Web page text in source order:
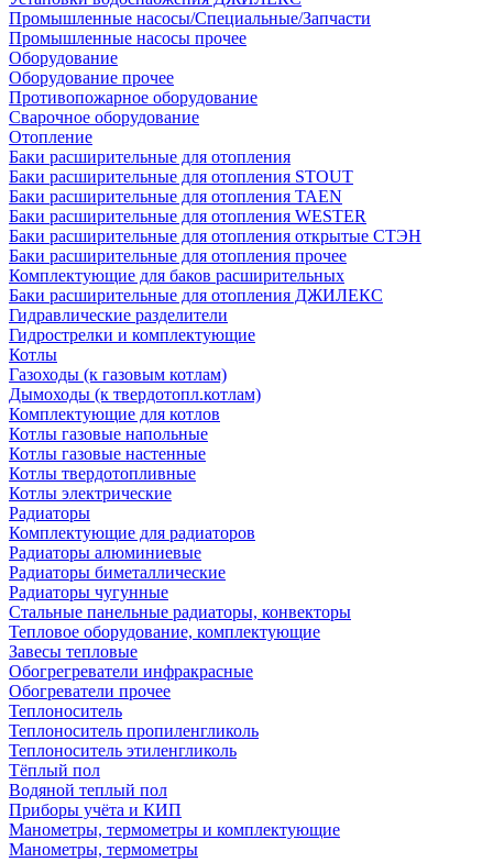
Промышленные насосы/Специальные/Запчасти
Промышленные насосы прочее
Оборудование
Оборудование прочее
Противопожарное оборудование
Сварочное оборудование
Отопление
Баки расширительные для отопления
Баки расширительные для отопления STOUT
Баки расширительные для отопления TAEN
Баки расширительные для отопления WESTER
Баки расширительные для отопления открытые СТЭН
Баки расширительные для отопления прочее
Комплектующие для баков расширительных
Баки расширительные для отопления ДЖИЛЕКС
Гидравлические разделители
Гидрострелки и комплектующие
Котлы
Газоходы (к газовым котлам)
Дымоходы (к твердотопл.котлам)
Комплектующие для котлов
Котлы газовые напольные
Котлы газовые настенные
Котлы твердотопливные
Котлы электрические
Радиаторы
Комплектующие для радиаторов
Радиаторы алюминиевые
Радиаторы биметаллические
Радиаторы чугунные
Стальные панельные радиаторы, конвекторы
Тепловое оборудование, комплектующие
Завесы тепловые
Обогрегреватели инфракрасные
Обогреватели прочее
Теплоноситель
Теплоноситель пропиленгликоль
Теплоноситель этиленгликоль
Тёплый пол
Водяной теплый пол
Приборы учёта и КИП
Манометры, термометры и комплектующие
Манометры, термометры